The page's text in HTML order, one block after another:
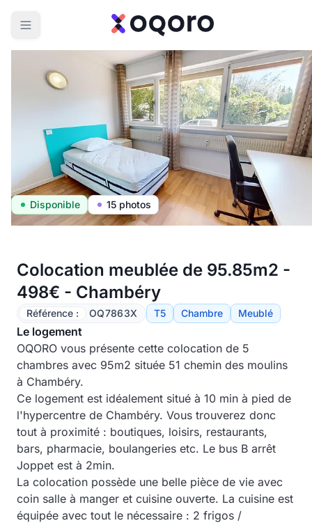
Disponible 15 photos
Colocation meublée de 95.85m2 -
498€ - Chambéry
Référence : OQ7863X T5 Chambre Meublé
Le logement
OQORO vous présente cette colocation de 5
chambres avec 95m2 située 51 chemin des moulins
à Chambéry.
Ce logement est idéalement situé à 10 min à pied de
l'hypercentre de Chambéry. Vous trouverez donc
tout à proximité : boutiques, loisirs, restaurants,
bars, pharmacie, boulangeries etc. Le bus B arrêt
Joppet est à 2min.
La colocation possède une belle pièce de vie avec
coin salle à manger et cuisine ouverte. La cuisine est
équipée avec tout le nécessaire : 2 frigos /